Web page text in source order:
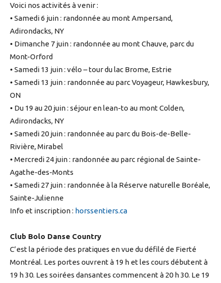
Voici nos activités à venir :
• Samedi 6 juin : randonnée au mont Ampersand,
Adirondacks, NY
• Dimanche 7 juin : randonnée au mont Chauve, parc du
Mont-Orford
• Samedi 13 juin : vélo – tour du lac Brome, Estrie
• Samedi 13 juin : randonnée au parc Voyageur, Hawkesbury,
ON
• Du 19 au 20 juin : séjour en lean-to au mont Colden,
Adirondacks, NY
• Samedi 20 juin : randonnée au parc du Bois-de-Belle-
Rivière, Mirabel
• Mercredi 24 juin : randonnée au parc régional de Sainte-
Agathe-des-Monts
• Samedi 27 juin : randonnée à la Réserve naturelle Boréale,
Sainte-Julienne
Info et inscription : horssentiers.ca
Club Bolo Danse Country
C’est la période des pratiques en vue du défilé de Fierté
Montréal. Les portes ouvrent à 19 h et les cours débutent à
19 h 30. Les soirées dansantes commencent à 20 h 30. Le 19